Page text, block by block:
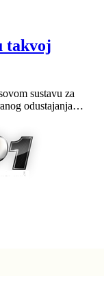
takvoj
sustavu za
odustajanja…